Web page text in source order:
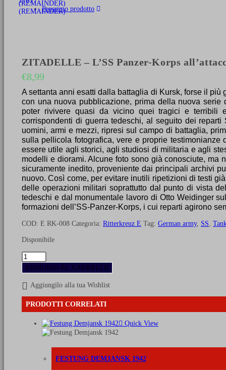
Prossimo prodotto
ZITADELLE – L’SS Panzer-Korps
€8,99
A settanta anni esatti dalla battaglia di Kursk, forse il più
con una nuova pubblicazione, prima della nuova serie
poter rivivere quasi da vicino quei tragici e terribili
corrispondenti di guerra tedeschi, al seguito dei
uomini, armi e mezzi, ripresi sul campo di battaglia,
sulla pellicola fotografica, vere e proprie
essere utile agli storici, agli studiosi di militaria e agli
modelli e diorami. Alcune foto sono già conosciute,
sicuramente inedito, proveniente dai principali archivi
nuovo. Così come, per evitare inutili ripetizioni di testi
delle operazioni militari soprattutto dal punto di vista
tedeschi e dal monumentale lavoro di Otto Weidinger
formazioni dell’SS-Panzer-Korps, i cui reparti agirono
COD: E RK-008 Categoria: Ritterkreuz E Tag: German army, SS
Disponibile
ZITADELLE
-
L'SS
Panzer-
Korps
all'attacco
quantità
AGGIUNGI AL CARRELLO
Aggiungilo alla tua Wishlist
PRODOTTI CORRELATI
Quick View
FESTUNG DEMJANSK 1942